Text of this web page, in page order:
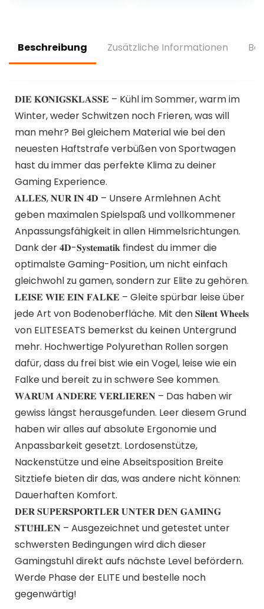
Console Gift for
WiFi Bluetooth
Beschreibung Zusätzliche Informationen
𝐃𝐈𝐄 𝐊𝐎̈𝐍𝐈𝐆𝐒𝐊𝐋𝐀𝐒𝐒𝐄 – Kühl im Sommer, warm im
Winter, weder Schwitzen noch Frieren, was will
man mehr? Bei gleichem Material wie bei den
neuesten Haftstrafe verbüßen von Sportwagen
hast du immer das perfekte Klima zu deiner
Gaming Experience.
𝐀𝐋𝐋𝐄𝐒, 𝐍𝐔𝐑 𝐈𝐍 𝟒𝐃 – Unsere Armlehnen Acht
geben maximalen Spielspaß und vollkommener
Anpassungsfähigkeit in allen Himmelsrichtungen.
Dank der 𝟒𝐃-𝐒𝐲𝐬𝐭𝐞𝐦𝐚𝐭𝐢𝐤 findest du immer die
optimalste Gaming-Position, um nicht einfach
gleichwohl zu gamen, sondern zur Elite zu gehören.
𝐋𝐄𝐈𝐒𝐄 𝐖𝐈𝐄 𝐄𝐈𝐍 𝐅𝐀𝐋𝐊𝐄 – Gleite spürbar leise über
jede Art von Bodenoberfläche. Mit den 𝐒𝐢𝐥𝐞𝐧𝐭 𝐖𝐡𝐞𝐞𝐥𝐬
von ELITESEATS bemerkst du keinen Untergrund
mehr. Hochwertige Polyurethan Rollen sorgen
dafür, dass du frei bist wie ein Vogel, leise wie ein
Falke und bereit zu in schwere See kommen.
𝐖𝐀𝐑𝐔𝐌 𝐀𝐍𝐃𝐄𝐑𝐄 𝐕𝐄𝐑𝐋𝐈𝐄𝐑𝐄𝐍 – Das haben wir
gewiss längst herausgefunden. Leer diesem Grund
haben wir alles auf absolute Ergonomie und
Anpassbarkeit gesetzt. Lordosenstütze,
Nackenstütze und eine Abseitsposition Breite
Sitztiefe bieten dir das, was andere nicht können:
Dauerhaften Komfort.
𝐃𝐄𝐑 𝐒𝐔𝐏𝐄𝐑𝐒𝐏𝐎𝐑𝐓𝐋𝐄𝐑 𝐔𝐍𝐓𝐄𝐑 𝐃𝐄𝐍 𝐆𝐀𝐌𝐈𝐍𝐆
𝐒𝐓𝐔̈𝐇𝐋𝐄𝐍 – Ausgezeichnet und getestet unter
schwersten Bedingungen wird dich dieser
Gamingstuhl direkt aufs nächste Level befördern.
Werde Phase der ELITE und bestelle noch
gegenwärtig!